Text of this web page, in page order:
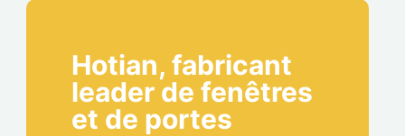
Hotian, fabricant
leader de fenêtres
et de portes